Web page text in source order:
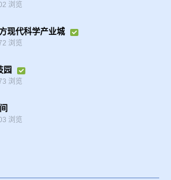
浏览
现代科学产业城
浏览
园
浏览
浏览